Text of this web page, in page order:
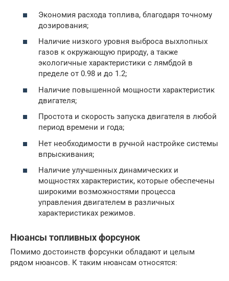
Экономия расхода топлива, благодаря точному
дозирования;
Наличие низкого уровня выброса выхлопных
газов к окружающую природу, а также
экологичные характеристики с лямбдой в
пределе от 0.98 и до 1.2;
Наличие повышенной мощности характеристик
двигателя;
Простота и скорость запуска двигателя в любой
период времени и года;
Нет необходимости в ручной настройке системы
впрыскивания;
Наличие улучшенных динамических и
мощностях характеристик, которые обеспечены
широкими возможностями процесса
управления двигателем в различных
характеристиках режимов.
Нюансы топливных форсунок
Помимо достоинств форсунки обладают и целым
рядом нюансов. К таким нюансам относятся: